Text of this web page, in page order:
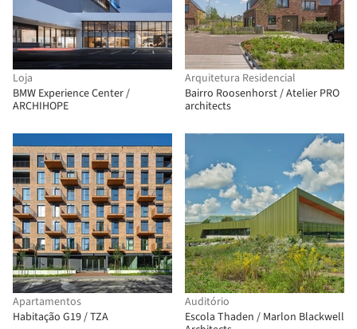
Loja
BMW Experience Center /
ARCHIHOPE
Arquitetura Residencial
Bairro Roosenhorst / Atelier PRO
architects
Apartamentos
Habitação G19 / TZA
Auditório
Escola Thaden / Marlon Blackwell